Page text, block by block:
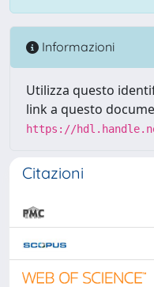
Informazioni
Utilizza questo
link a questo
https://
Citazioni